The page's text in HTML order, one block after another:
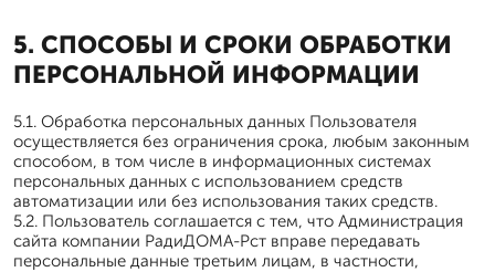
5. СПОСОБЫ И СРОКИ ОБРАБОТКИ
ПЕРСОНАЛЬНОЙ ИНФОРМАЦИИ
5.1. Обработка персональных данных Пользователя
осуществляется без ограничения срока, любым законным
способом, в том числе в информационных системах
персональных данных с использованием средств
автоматизации или без использования таких средств.
5.2. Пользователь соглашается с тем, что Администрация
сайта компании РадиДОМА-Рст вправе передавать
персональные данные третьим лицам, в частности,